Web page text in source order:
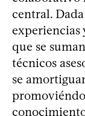
central.
experiencias
que se
técnicos
se